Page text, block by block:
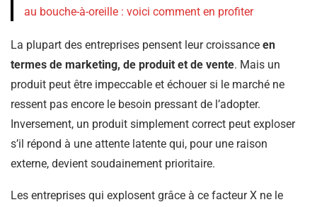
au bouche-à-oreille : voici comment en profiter
La plupart des entreprises pensent leur croissance en
termes de marketing, de produit et de vente. Mais un
produit peut être impeccable et échouer si le marché ne
ressent pas encore le besoin pressant de l’adopter.
Inversement, un produit simplement correct peut exploser
s’il répond à une attente latente qui, pour une raison
externe, devient soudainement prioritaire.
Les entreprises qui explosent grâce à ce facteur X ne le